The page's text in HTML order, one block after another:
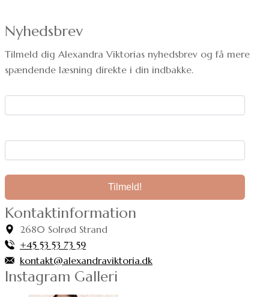
Nyhedsbrev
Tilmeld dig Alexandra Viktorias nyhedsbrev og få mere
spændende læsning direkte i din indbakke.
Kontaktinformation
2680 Solrød Strand
+45 53 53 73 59
kontakt@alexandraviktoria.dk
Instagram Galleri